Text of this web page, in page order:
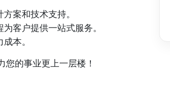
案和技术支持。
客户提供一站式服务。
本。
的事业更上一层楼！